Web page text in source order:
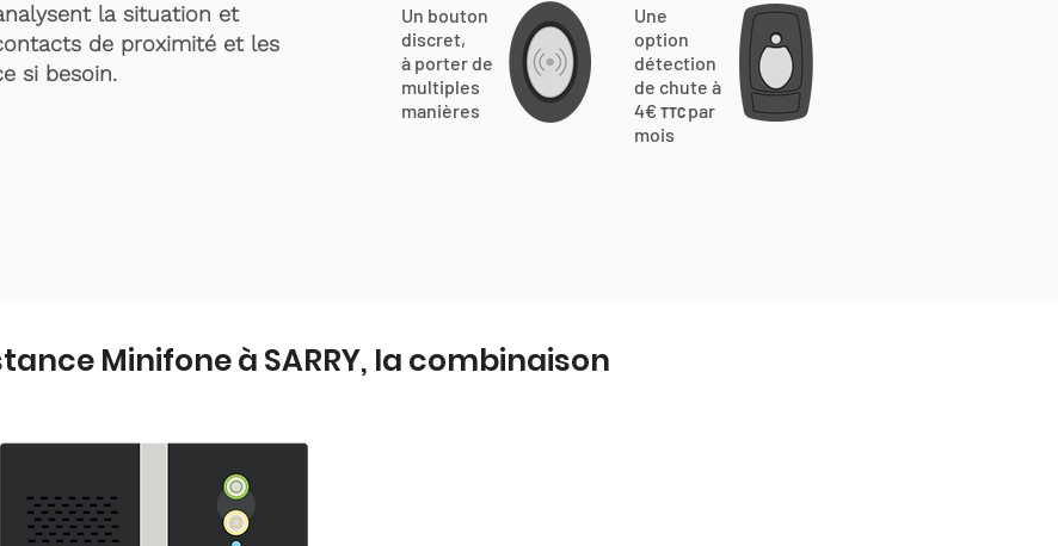
la situation et
de proximité et les
si besoin.
Un bouton
discret,
à porter de
multiples
manières
Une
option
détection
de chute à
4€ TTC par
mois
Minifone à SARRY, la combinaison